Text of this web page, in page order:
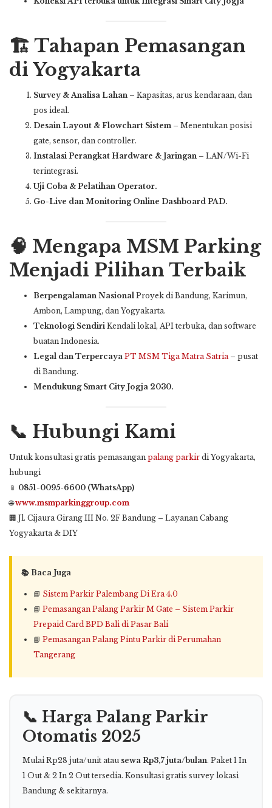
🏗️ Tahapan Pemasangan
di Yogyakarta
Survey & Analisa Lahan – Kapasitas, arus kendaraan, dan
pos ideal.
Desain Layout & Flowchart Sistem– Menentukan posisi
gate, sensor, dan controller.
Instalasi Perangkat Hardware & Jaringan – LAN/Wi-Fi
terintegrasi.
Uji Coba & Pelatihan Operator.
Go-Live dan Monitoring Online Dashboard PAD.
🧠 Mengapa MSM Parking
Menjadi Pilihan Terbaik
Berpengalaman Nasional Proyek di Bandung, Karimun,
Ambon, Lampung, dan Yogyakarta.
Teknologi Sendiri Kendali lokal, API terbuka, dan software
buatan Indonesia.
Legal dan Terpercaya PT MSM Tiga Matra Satria– pusat
di Bandung.
Mendukung Smart City Jogja 2030.
📞 Hubungi Kami
Untuk konsultasi gratis pemasangan palang parkir di Yogyakarta,
hubungi
📱 0851-0095-6600 (WhatsApp)
🌐www.msmparkinggroup.com
🏢 Jl. Cijaura Girang III No. 2F Bandung – Layanan Cabang
Yogyakarta & DIY
📚 Baca Juga
📘 Sistem Parkir Palembang Di Era 4.0
📘 Pemasangan Palang Parkir M Gate – Sistem Parkir
Prepaid Card BPD Bali di Pasar Bali
📘 Pemasangan Palang Pintu Parkir di Perumahan
Tangerang
📞 Harga Palang Parkir
Otomatis 2025
Mulai Rp28 juta/unit atau sewa Rp3,7 juta/bulan. Paket 1 In
1 Out & 2 In 2 Out tersedia. Konsultasi gratis survey lokasi
Bandung & sekitarnya.